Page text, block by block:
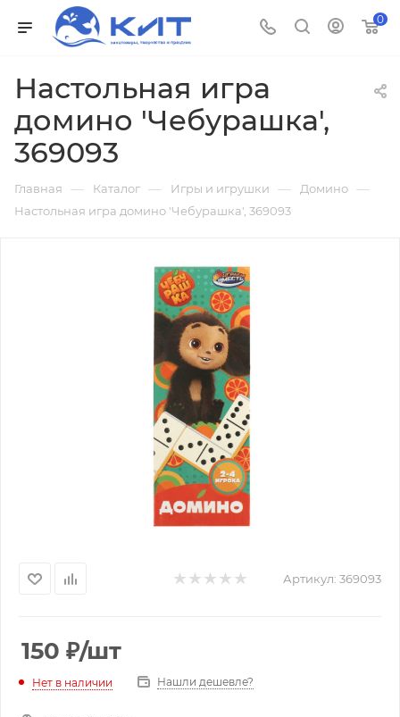
0
Настольная игра
домино 'Чебурашка',
369093
Главная — Каталог — Игры и игрушки — Домино —
Настольная игра домино 'Чебурашка', 369093
Артикул: 369093
150 ₽/шт
Нет в наличии Нашли дешевле?